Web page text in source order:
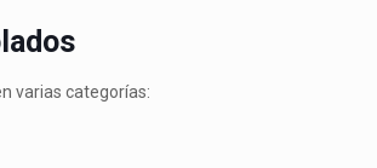
varias categorías: